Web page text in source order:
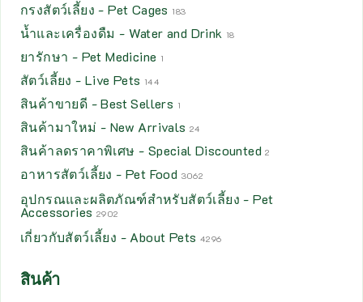
กรงสัตว์เลี้ยง - Pet Cages 183
น้ำและเครื่องดืม - Water and Drink 18
ยารักษา - Pet Medicine 1
สัตว์เลี้ยง - Live Pets 144
สินค้าขายดี - Best Sellers 1
สินค้ามาใหม่ - New Arrivals 24
สินค้าลดราคาพิเศษ - Special Discounted 2
อาหารสัตว์เลี้ยง - Pet Food 3062
อุปกรณและผลิตภัณฑ์สำหรับสัตว์เลี้ยง - Pet
Accessories 2902
เกี่ยวกับสัตว์เลี้ยง - About Pets 4296
สินค้า